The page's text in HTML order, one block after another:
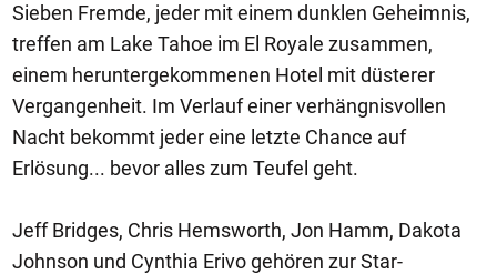
Sieben Fremde, jeder mit einem dunklen Geheimnis,
treffen am Lake Tahoe im El Royale zusammen,
einem heruntergekommenen Hotel mit düsterer
Vergangenheit. Im Verlauf einer verhängnisvollen
Nacht bekommt jeder eine letzte Chance auf
Erlösung... bevor alles zum Teufel geht.
Jeff Bridges, Chris Hemsworth, Jon Hamm, Dakota
Johnson und Cynthia Erivo gehören zur Star-